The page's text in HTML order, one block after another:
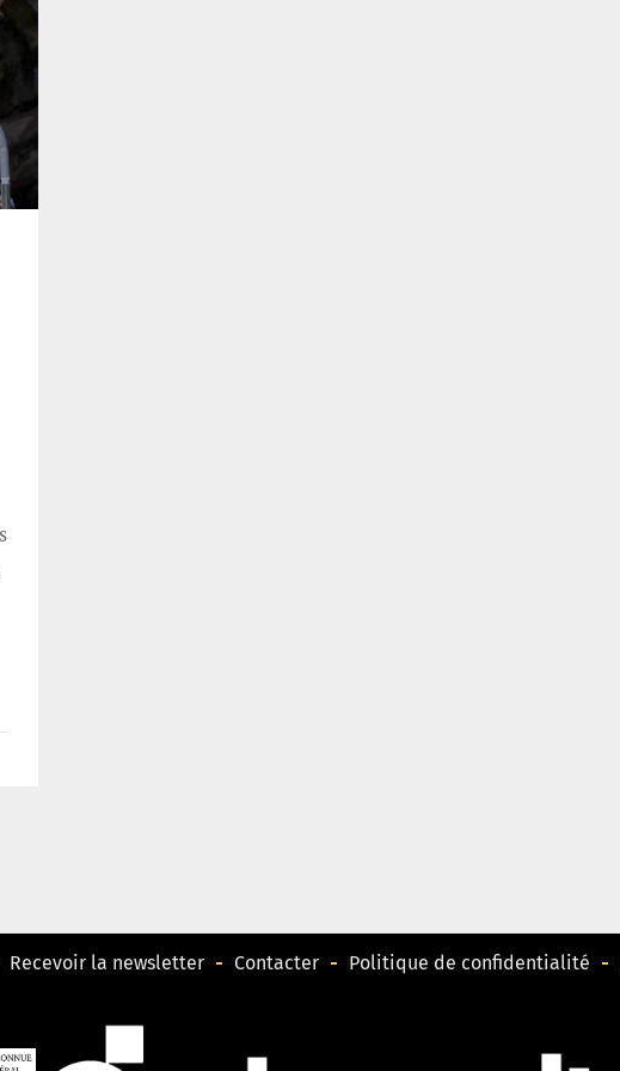
Recevoir la newsletter Contacter Politique de confidentialité